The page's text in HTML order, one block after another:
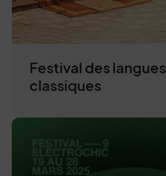
Festival des langues
classiques